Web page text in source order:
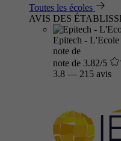
Toutes les écoles
AVIS DES
Epitech -
note de
note de 3.82/5
3.8 — 215 avis